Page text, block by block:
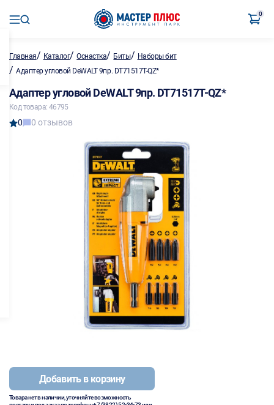
0
Главная/ Каталог/Оснастка/ Биты/ Наборы бит
/ Адаптер угловой DeWALT 9пр. DT71517T-QZ*
Адаптер угловой DeWALT 9пр. DT71517T-QZ*
Код товара: 46795
0 0 отзывов
Добавить в корзину
Товара нет в наличии, уточняйте возможность